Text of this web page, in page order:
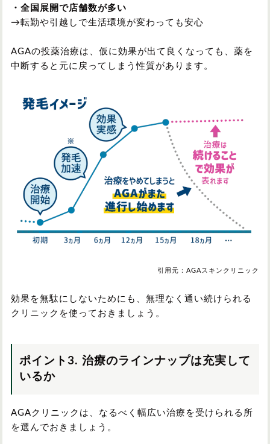
・全国展開で店舗数が多い
→転勤や引越しで生活環境が変わっても安心
AGAの投薬治療は、仮に効果が出て良くなっても、薬を
中断すると元に戻ってしまう性質があります。
引用元：AGAスキンクリニック
効果を無駄にしないためにも、無理なく通い続けられる
クリニックを使っておきましょう。
ポイント3. 治療のラインナップは充実して
いるか
AGAクリニックは、なるべく幅広い治療を受けられる所
を選んでおきましょう。